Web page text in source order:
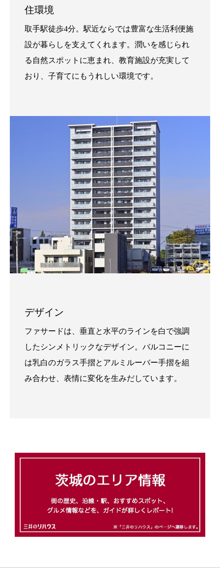
住環境
取手駅徒歩4分。駅近ならでは豊富な生活利便施
設が暮らしを支えてくれます。潤いを感じられ
る自然スポットに恵まれ、教育施設が充実して
おり、子育てにもうれしい環境です。
デザイン
ファサードは、垂直と水平のラインを白で強調
したシンメトリックなデザイン。バルコニーに
は乳白のガラス手摺とアルミルーバー手摺を組
み合わせ、表情に変化を生みだしています。